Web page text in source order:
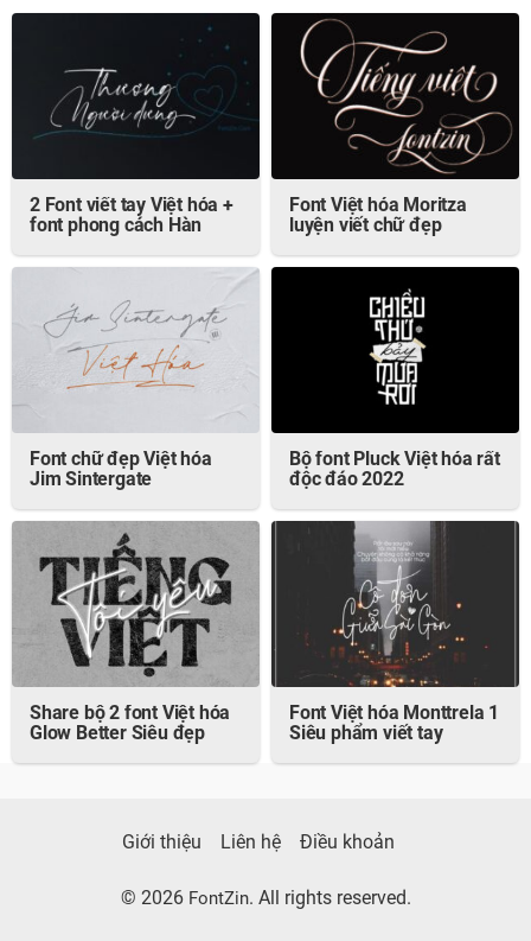
2 Font viết tay Việt hóa +
font phong cách Hàn
Font Việt hóa Moritza
luyện viết chữ đẹp
Font chữ đẹp Việt hóa
Jim Sintergate
Bộ font Pluck Việt hóa rất
độc đáo 2022
Share bộ 2 font Việt hóa
Glow Better Siêu đẹp
Font Việt hóa Monttrela 1
Siêu phẩm viết tay
© 2026 FontZin. All rights reserved.
Giới thiệu Liên hệ Điều khoản